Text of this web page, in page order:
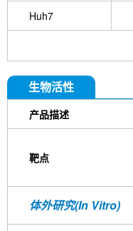
Huh7
生物活性
产品描述
靶点
体外研究(In Vitro)